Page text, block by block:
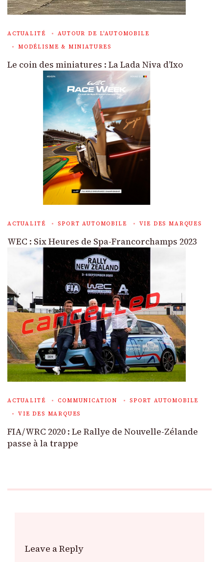
ACTUALITÉ
AUTOUR DE L'AUTOMOBILE
MODÉLISME & MINIATURES
Le coin des miniatures : La Lada Niva d’Ixo
ACTUALITÉ SPORT AUTOMOBILE VIE DES MARQUES
WEC : Six Heures de Spa-Francorchamps 2023
ACTUALITÉ COMMUNICATION
SPORT AUTOMOBILE
VIE DES MARQUES
FIA/WRC 2020 : Le Rallye de Nouvelle-Zélande
passe à la trappe
Leave a Reply